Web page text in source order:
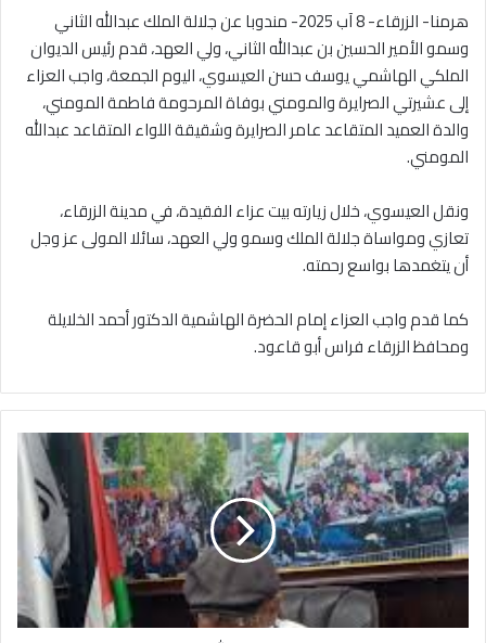
هرمنا- الزرقاء- 8 آب 2025- مندوبا عن جلالة الملك عبدالله الثاني
وسمو الأمير الحسين بن عبدالله الثاني، ولي العهد، قدم رئيس الديوان
الملكي الهاشمي يوسف حسن العيسوي، اليوم الجمعة، واجب العزاء
إلى عشيرتي الصرايرة والمومني بوفاة المرحومة فاطمة المومني،
والدة العميد المتقاعد عامر الصرايرة وشقيقة اللواء المتقاعد عبدالله
المومني.
ونقل العيسوي، خلال زيارته بيت عزاء الفقيدة، في مدينة الزرقاء،
تعازي ومواساة جلالة الملك وسمو ولي العهد، سائلا المولى عز وجل
أن يتغمدها بواسع رحمته.
كما قدم واجب العزاء إمام الحضرة الهاشمية الدكتور أحمد الخلايلة
ومحافظ الزرقاء فراس أبو قاعود.
ظ
ا
ه
ر
ة
ا
ت